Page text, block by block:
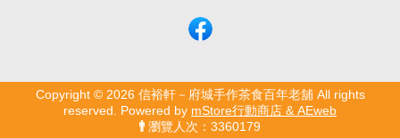
Copyright © 2026 信裕軒－府城手作茶食百年老舖 All rights
reserved. Powered by mStore行動商店 & AEweb
瀏覽人次：3360179